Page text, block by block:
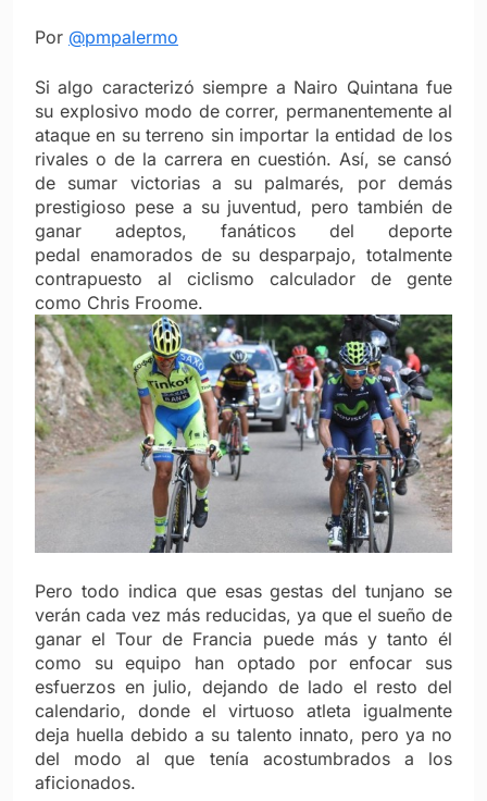
Por @pmpalermo
Si algo caracterizó siempre a Nairo Quintana fue
su explosivo modo de correr, permanentemente al
ataque en su terreno sin importar la entidad de los
rivales o de la carrera en cuestión. Así, se cansó
de sumar victorias a su palmarés, por demás
prestigioso pese a su juventud, pero también de
ganar adeptos, fanáticos del deporte
pedal enamorados de su desparpajo, totalmente
contrapuesto al ciclismo calculador de gente
como Chris Froome.
Pero todo indica que esas gestas del tunjano se
verán cada vez más reducidas, ya que el sueño de
ganar el Tour de Francia puede más y tanto él
como su equipo han optado por enfocar sus
esfuerzos en julio, dejando de lado el resto del
calendario, donde el virtuoso atleta igualmente
deja huella debido a su talento innato, pero ya no
del modo al que tenía acostumbrados a los
aficionados.